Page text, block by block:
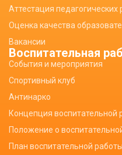
Аттестация педагогических
Оценка качества
Вакансии
Воспитательная
События и мероприятия
Спортивный клуб
Антинарко
Концепция воспитательной
Положение о
План воспитательной